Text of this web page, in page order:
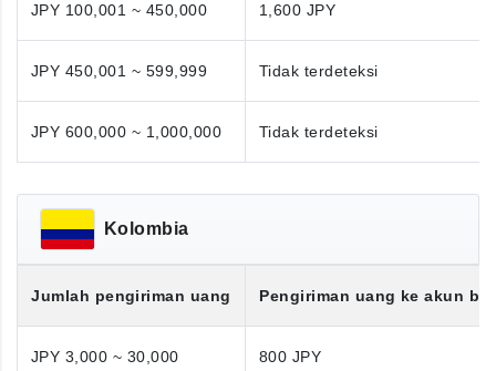
JPY 100,001 ~ 450,000 1,600 JPY
JPY 450,001 ~ 599,999 Tidak terdeteksi
JPY 600,000 ~ 1,000,000 Tidak terdeteksi
Kolombia
Jumlah pengiriman uang Pengiriman uang ke akun
JPY 3,000 ~ 30,000 800 JPY